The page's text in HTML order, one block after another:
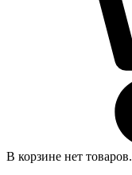
В корзине нет товаров.